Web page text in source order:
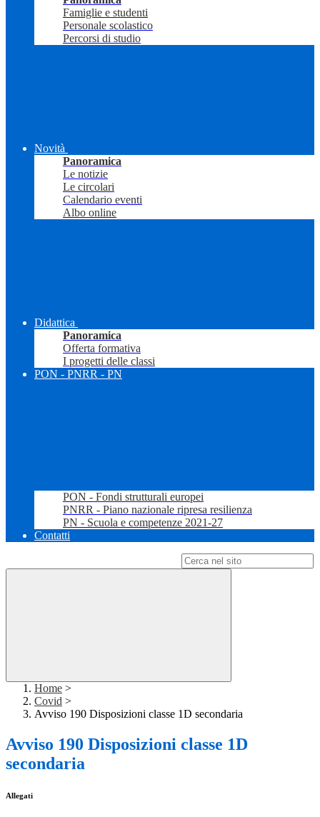
Famiglie e studenti
Personale scolastico
Percorsi di studio
Novità
Panoramica
Le notizie
Le circolari
Calendario eventi
Albo online
Didattica
Panoramica
Offerta formativa
I progetti delle classi
PON - PNRR - PN
PON - Fondi strutturali europei
PNRR - Piano nazionale ripresa resilienza
PN - Scuola e competenze 2021-27
Contatti
Home >
Covid >
Avviso 190 Disposizioni classe 1D secondaria
Avviso 190 Disposizioni classe 1D
secondaria
Allegati